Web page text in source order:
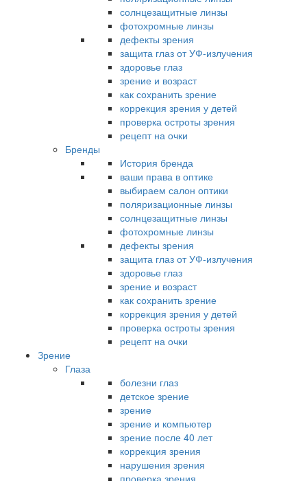
солнцезащитные линзы
фотохромные линзы
дефекты зрения
защита глаз от УФ-излучения
здоровье глаз
зрение и возраст
как сохранить зрение
коррекция зрения у детей
проверка остроты зрения
рецепт на очки
Бренды
История бренда
ваши права в оптике
выбираем салон оптики
поляризационные линзы
солнцезащитные линзы
фотохромные линзы
дефекты зрения
защита глаз от УФ-излучения
здоровье глаз
зрение и возраст
как сохранить зрение
коррекция зрения у детей
проверка остроты зрения
рецепт на очки
Зрение
Глаза
болезни глаз
детское зрение
зрение
зрение и компьютер
зрение после 40 лет
коррекция зрения
нарушения зрения